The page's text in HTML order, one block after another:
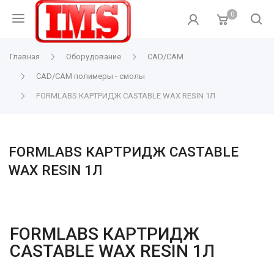
0
Главная Оборудование CAD/CAM
CAD/CAM полимеры - смолы
FORMLABS КАРТРИДЖ CASTABLE WAX RESIN 1Л
FORMLABS КАРТРИДЖ CASTABLE
WAX RESIN 1Л
FORMLABS КАРТРИДЖ
CASTABLE WAX RESIN 1Л